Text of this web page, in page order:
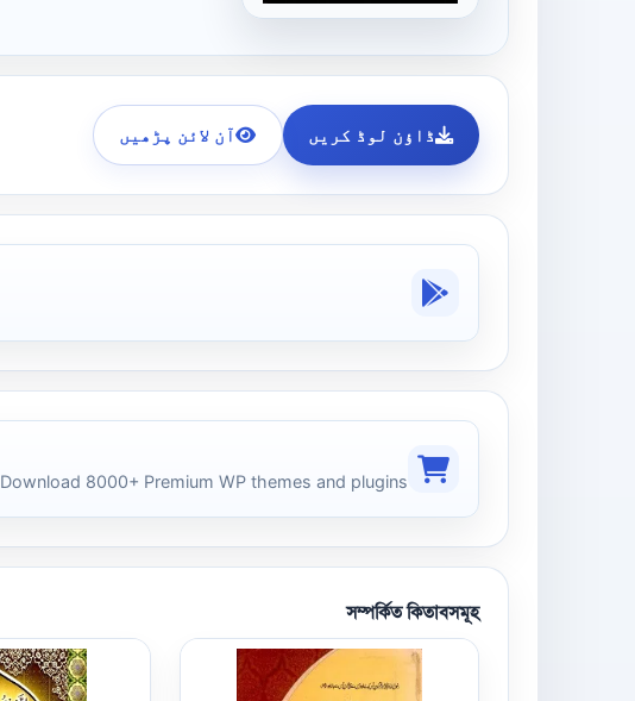
ڈاؤن لوڈ کریں آن لائن پڑھیں
Download 8000+ Premium WP themes and plugins
সম্পর্কিত কিতাবসমূহ